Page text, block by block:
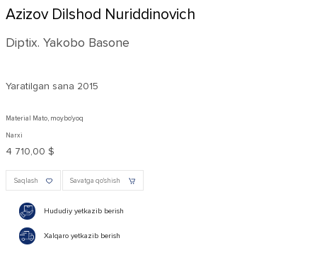
Azizov Dilshod Nuriddinovich
Diptix. Yakobo Basone
Yaratilgan sana 2015
Material Mato, moybo'yoq
Narxi
4 710,00 $
Saqlash Savatga qo'shish
Hududiy yetkazib berish
Xalqaro yetkazib berish